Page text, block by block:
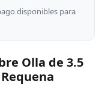
disponibles para
Olla de 3.5